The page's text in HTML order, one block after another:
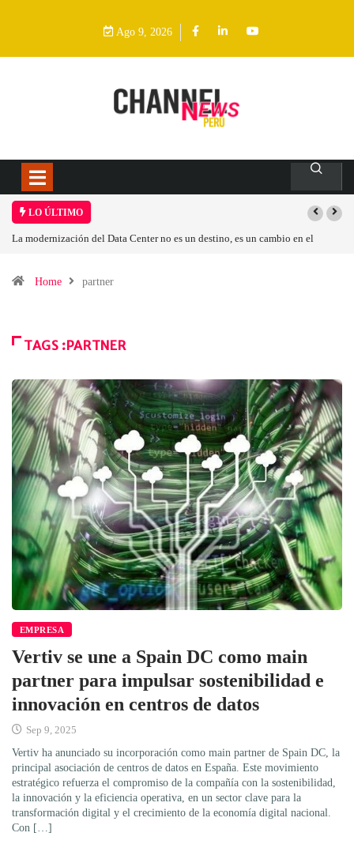
Ago 9, 2026
LO ÚLTIMO
en el Los ingresos por semiconductores aumentarán más de un 94 % en
Home partner
TAGS :PARTNER
EMPRESA
Vertiv se une a Spain DC como main
partner para impulsar sostenibilidad e
innovación en centros de datos
Sep 9, 2025
Vertiv ha anunciado su incorporación como main partner de Spain DC, la
principal asociación de centros de datos en España. Este movimiento
estratégico refuerza el compromiso de la compañía con la sostenibilidad,
la innovación y la eficiencia operativa, en un sector clave para la
transformación digital y el crecimiento de la economía digital nacional.
Con […]